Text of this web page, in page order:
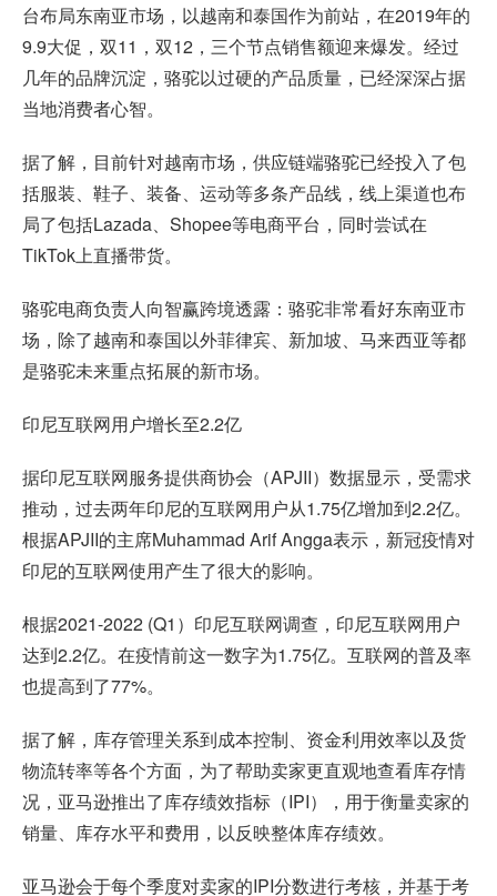
台布局东南亚市场，以越南和泰国作为前站，在2019年的
9.9大促，双11，双12，三个节点销售额迎来爆发。经过
几年的品牌沉淀，骆驼以过硬的产品质量，已经深深占据
当地消费者心智。
据了解，目前针对越南市场，供应链端骆驼已经投入了包
括服装、鞋子、装备、运动等多条产品线，线上渠道也布
局了包括Lazada、Shopee等电商平台，同时尝试在
TikTok上直播带货。
骆驼电商负责人向智赢跨境透露：骆驼非常看好东南亚市
场，除了越南和泰国以外菲律宾、新加坡、马来西亚等都
是骆驼未来重点拓展的新市场。
印尼互联网用户增长至2.2亿
据印尼互联网服务提供商协会（APJII）数据显示，受需求
推动，过去两年印尼的互联网用户从1.75亿增加到2.2亿。
根据APJII的主席Muhammad Arif Angga表示，新冠疫情对
印尼的互联网使用产生了很大的影响。
根据2021-2022 (Q1）印尼互联网调查，印尼互联网用户
达到2.2亿。在疫情前这一数字为1.75亿。互联网的普及率
也提高到了77%。
据了解，库存管理关系到成本控制、资金利用效率以及货
物流转率等各个方面，为了帮助卖家更直观地查看库存情
况，亚马逊推出了库存绩效指标（IPI），用于衡量卖家的
销量、库存水平和费用，以反映整体库存绩效。
亚马逊会于每个季度对卖家的IPI分数进行考核，并基于考